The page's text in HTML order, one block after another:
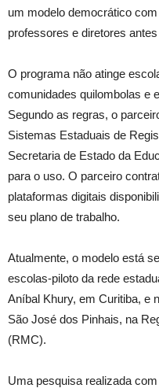
um modelo democrático
professores e diretores
O programa não atinge
comunidades quilombolas e
Segundo as regras, o
Sistemas Estaduais de
Secretaria de Estado da
para o uso. O parceiro
plataformas digitais
seu plano de trabalho.
Atualmente, o modelo está
escolas-piloto da rede
Aníbal Khury, em Curitiba, e
São José dos Pinhais, na
(RMC).
Uma pesquisa realizada